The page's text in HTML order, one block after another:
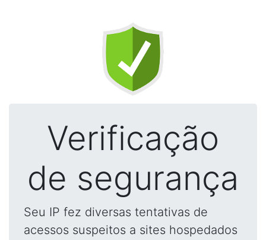
Verificação
de segurança
Seu IP fez diversas tentativas de
acessos suspeitos a sites hospedados